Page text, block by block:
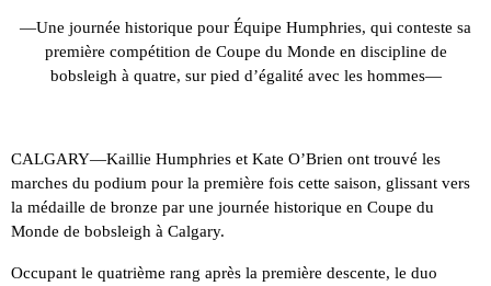
—Une journée historique pour Équipe Humphries, qui conteste sa
première compétition de Coupe du Monde en discipline de
bobsleigh à quatre, sur pied d’égalité avec les hommes—
CALGARY—Kaillie Humphries et Kate O’Brien ont trouvé les
marches du podium pour la première fois cette saison, glissant vers
la médaille de bronze par une journée historique en Coupe du
Monde de bobsleigh à Calgary.
Occupant le quatrième rang après la première descente, le duo